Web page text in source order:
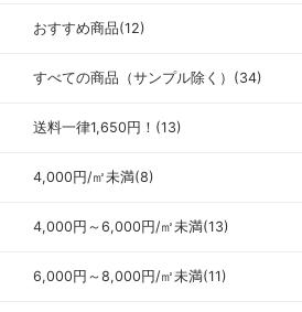
おすすめ商品(12)
すべての商品（サンプル除く）(34)
送料一律1,650円！(13)
4,000円/㎡未満(8)
4,000円～6,000円/㎡未満(13)
6,000円～8,000円/㎡未満(11)